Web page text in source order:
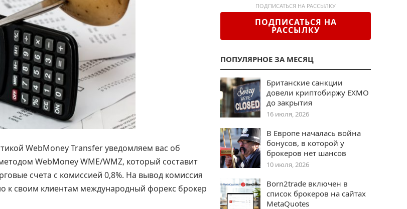
WebMoney Transfer уведомляем вас об
WebMoney WME/WMZ, который составит
счета с комиссией 0,8%. На вывод комиссия
к своим клиентам международный форекс брокер
ПОДПИСАТЬСЯ НА РАССЫЛКУ
ПОДПИСАТЬСЯ НА
РАССЫЛКУ
ПОПУЛЯРНОЕ ЗА МЕСЯЦ
Британские санкции
довели криптобиржу EXMO
до закрытия
16 июля, 2026
В Европе началась война
бонусов, в которой у
брокеров нет шансов
10 июля, 2026
Born2trade включен в
список брокеров на сайтах
MetaQuotes